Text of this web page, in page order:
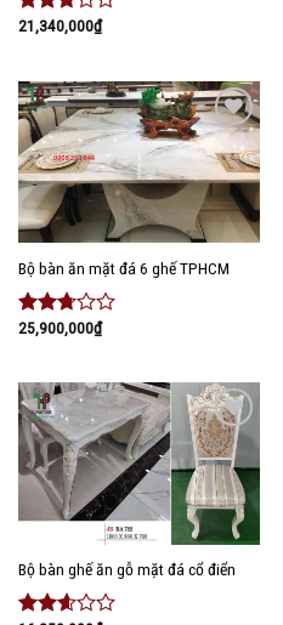
Được
2.565
sao
21,340,000₫
Add to
wishlist
Bộ bàn ăn mặt đá 6 ghế TPHCM
Được
2.53
5 sao
25,900,000₫
Add to
wishlist
Bộ bàn ghế ăn gỗ mặt đá cổ điển